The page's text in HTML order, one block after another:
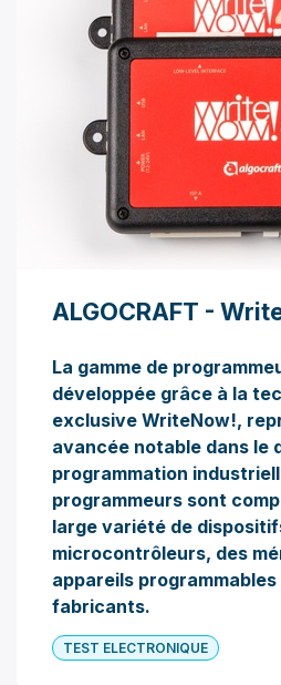
ALGOCRAFT -
La gamme de
développée grâce à la
exclusive WriteNow!,
avancée notable dans le
programmation
programmeurs sont
large variété de
microcontrôleurs, des
appareils
fabricants.
TEST ELECTRONIQUE